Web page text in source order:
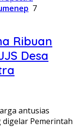
7
Ribuan
Desa
antusias
digelar Pemerintah